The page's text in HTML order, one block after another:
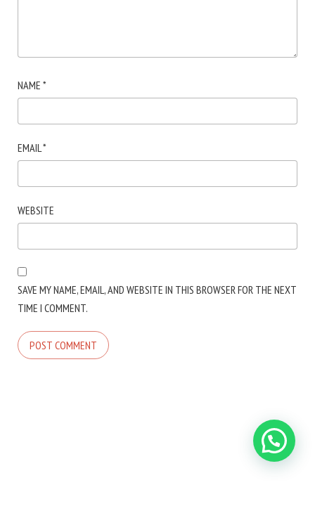
NAME *
EMAIL*
WEBSITE
SAVE MY NAME, EMAIL, AND WEBSITE IN THIS BROWSER FOR THE NEXT
TIME I COMMENT.